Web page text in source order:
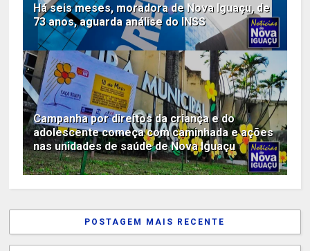
Há seis meses, moradora de Nova Iguaçu, de
73 anos, aguarda análise do INSS
Campanha por direitos da criança e do
adolescente começa com caminhada e ações
nas unidades de saúde de Nova Iguaçu
POSTAGEM MAIS RECENTE